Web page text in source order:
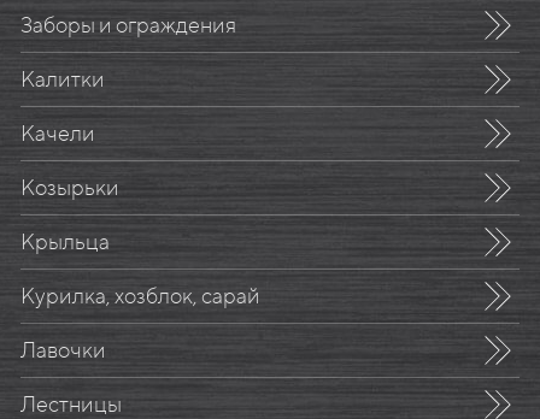
Заборы и ограждения
Калитки
Качели
Козырьки
Крыльца
Курилка, хозблок, сарай
Лавочки
Лестницы